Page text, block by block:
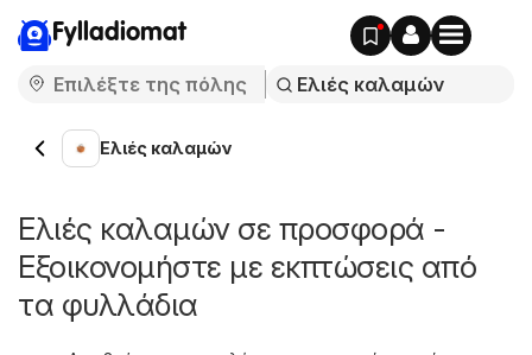
Fylladiomat
Ελιές καλαμών
Ελιές καλαμών σε προσφορά -
Εξοικονομήστε με εκπτώσεις από
τα φυλλάδια